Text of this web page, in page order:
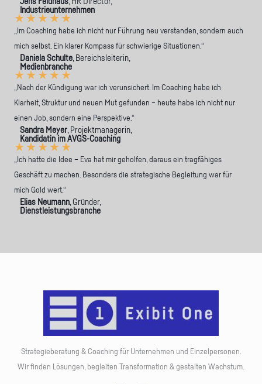
Industrieunternehmen
★ ★ ★ ★ ★
„Im Coaching habe ich nicht nur Führung neu verstanden, sondern auch
mich selbst. Ein klarer Kompass für schwierige Situationen.“
Daniela Schulte, Bereichsleiterin,
Medienbranche
★ ★ ★ ★ ★
„Nach der Kündigung war ich verunsichert. Im Coaching habe ich
Klarheit, Struktur und neuen Mut gefunden – heute habe ich nicht nur
einen Job, sondern eine Perspektive.“
Sandra Meyer, Projektmanagerin,
Kandidatin im AVGS-Coaching
★ ★ ★ ★ ★
„Ich hatte die Idee – Eva hat mir geholfen, daraus ein tragfähiges
Geschäft zu machen. Besonders die strategische Begleitung war für
mich Gold wert.“
Elias Neumann, Gründer,
Dienstleistungsbranche
Strategieberatung & Coaching für Unternehmen und Einzelpersonen.
Wir finden Lösungen, begleiten Transformation & gestalten Wachstum.